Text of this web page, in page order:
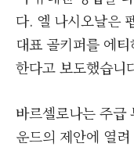
다. 엘 나시오날은
대표 골키퍼를 에
한다고 보도했습니
바르셀로나는 주급
운드의 제안에 열